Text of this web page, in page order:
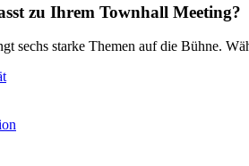
zu Ihrem Townhall Meeting?
sechs starke Themen auf die Bühne.